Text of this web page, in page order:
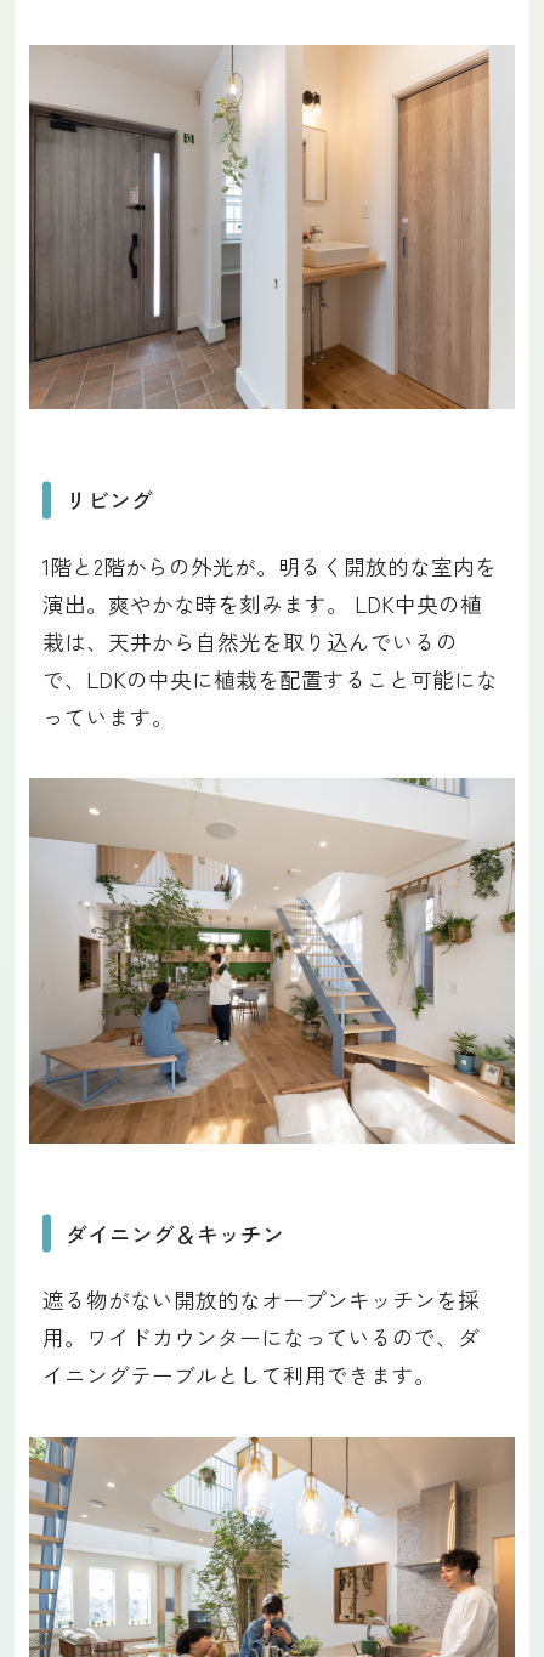
リビング
1階と2階からの外光が。明るく開放的な室内を
演出。爽やかな時を刻みます。 LDK中央の植
栽は、天井から自然光を取り込んでいるの
で、LDKの中央に植栽を配置すること可能にな
っています。
ダイニング＆キッチン
遮る物がない開放的なオープンキッチンを採
用。ワイドカウンターになっているので、ダ
イニングテーブルとして利用できます。